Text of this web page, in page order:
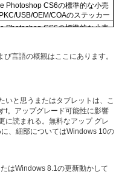
Photoshop CS6の標準的な小売
USB/OEM/COAのステッカー
Photoshop CS6の標準的な小売
USB/OEM/COAのステッカー
言語の概観はここにあります。
いと思うまたはタブレットは、こ
f。アップグレード可能性に影響
に読まれる。無料なアップ グレ
、細部についてはWindows 10の
はWindows 8.1の更新動かして